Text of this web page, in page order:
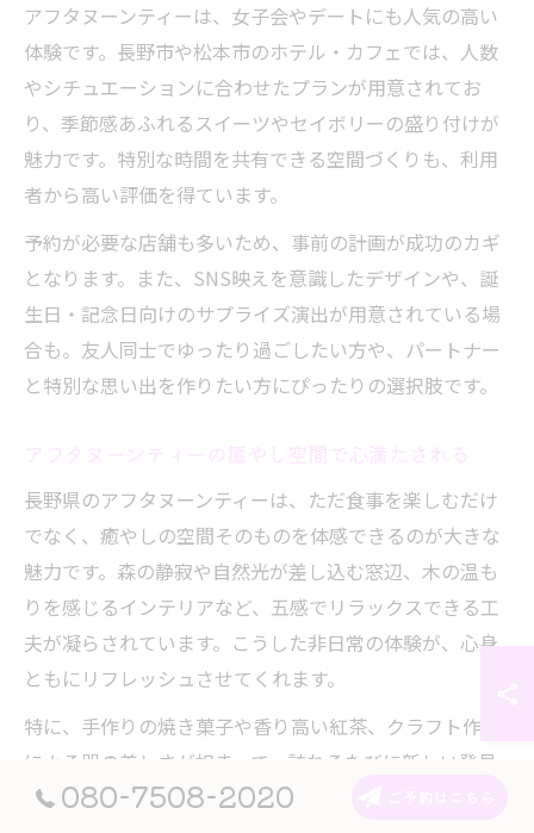
アフタヌーンティーは、女子会やデートにも人気の高い
体験です。長野市や松本市のホテル・カフェでは、人数
やシチュエーションに合わせたプランが用意されてお
り、季節感あふれるスイーツやセイボリーの盛り付けが
魅力です。特別な時間を共有できる空間づくりも、利用
者から高い評価を得ています。
予約が必要な店舗も多いため、事前の計画が成功のカギ
となります。また、SNS映えを意識したデザインや、誕
生日・記念日向けのサプライズ演出が用意されている場
合も。友人同士でゆったり過ごしたい方や、パートナー
と特別な思い出を作りたい方にぴったりの選択肢です。
長野県のアフタヌーンティーは、ただ食事を楽しむだけ
でなく、癒やしの空間そのものを体感できるのが大きな
魅力です。森の静寂や自然光が差し込む窓辺、木の温も
りを感じるインテリアなど、五感でリラックスできる工
夫が凝らされています。こうした非日常の体験が、心身
ともにリフレッシュさせてくれます。
特に、手作りの焼き菓子や香り高い紅茶、クラフト作家
による器の美しさが相まって、訪れるたびに新しい発見
があります。仕事や家事で疲れた時、ふと自分と向き合
080-7508-2020